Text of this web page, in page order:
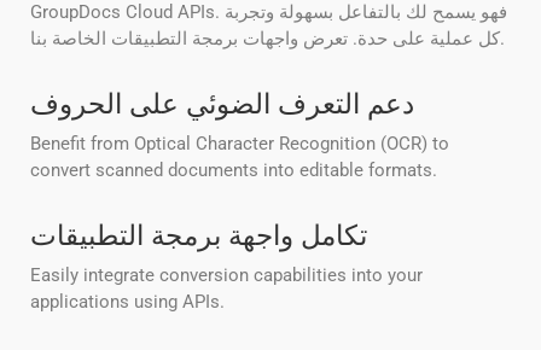
GroupDocs Cloud APIs. فهو يسمح لك بالتفاعل بسهولة وتجربة
كل عملية على حدة. تعرض واجهات برمجة التطبيقات الخاصة بنا.
دعم التعرف الضوئي على الحروف
Benefit from Optical Character Recognition (OCR) to
convert scanned documents into editable formats.
تكامل واجهة برمجة التطبيقات
Easily integrate conversion capabilities into your
applications using APIs.